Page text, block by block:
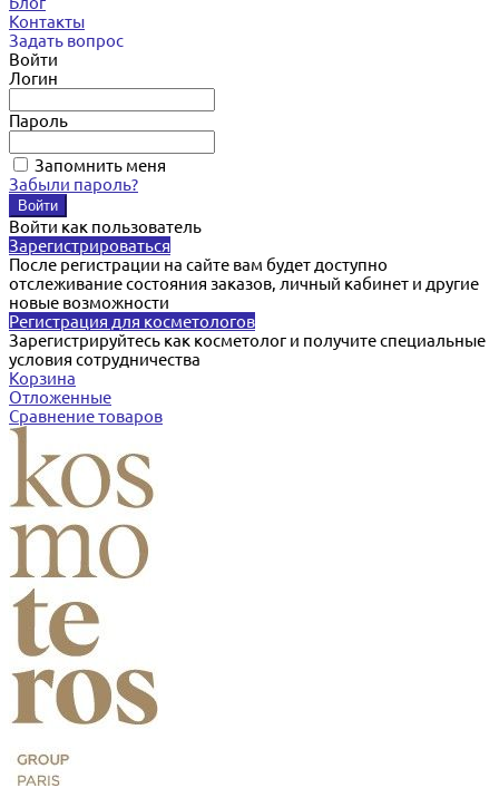
Контакты
Задать вопрос
Войти
Логин
Пароль
Запомнить меня
Забыли пароль?
Войти как пользователь
Зарегистрироваться
После регистрации на сайте вам будет доступно
отслеживание состояния заказов, личный кабинет и другие
новые возможности
Регистрация для косметологов
Зарегистрируйтесь как косметолог и получите специальные
условия сотрудничества
Корзина
Отложенные
Сравнение товаров